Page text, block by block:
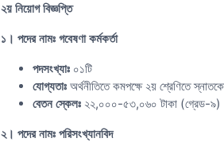
২য় নিয়োগ বিজ্ঞপ্তি
১। পদের নামঃ গবেষণা কর্মকর্তা
পদসংখ্যাঃ০১টি
যোগ্যতাঃঅর্থনীতিতে কমপক্ষে ২য় শ্রেণিতে
বেতন স্কেলঃ২২,০০০-৫৩,০৬০ টাকা (গ্রেড-৯)
২। পদের নামঃ পরিসংখ্যানবিদ